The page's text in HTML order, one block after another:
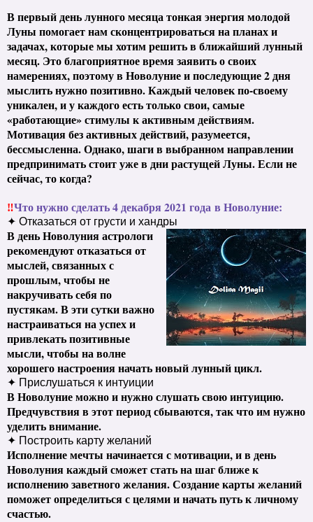
В первый день лунного месяца тонкая энергия молодой
Луны помогает нам сконцентрироваться на планах и
задачах, которые мы хотим решить в ближайший лунный
месяц. Это благоприятное время заявить о своих
намерениях, поэтому в Новолуние и последующие 2 дня
мыслить нужно позитивно. Каждый человек по-своему
уникален, и у каждого есть только свои, самые
«работающие» стимулы к активным действиям.
Мотивация без активных действий, разумеется,
бессмысленна. Однако, шаги в выбранном направлении
предпринимать стоит уже в дни растущей Луны. Если не
сейчас, то когда?
‼Что нужно сделать 4 декабря 2021 года в Новолуние:
✦ Отказаться от грусти и хандры
В день Новолуния астрологи
рекомендуют отказаться от
мыслей, связанных с
прошлым, чтобы не
накручивать себя по
пустякам. В эти сутки важно
настраиваться на успех и
привлекать позитивные
мысли, чтобы на волне
хорошего настроения начать новый лунный цикл.
✦ Прислушаться к интуиции
В Новолуние можно и нужно слушать свою интуицию.
Предчувствия в этот период сбываются, так что им нужно
уделить внимание.
✦ Построить карту желаний
Исполнение мечты начинается с мотивации, и в день
Новолуния каждый сможет стать на шаг ближе к
исполнению заветного желания. Создание карты желаний
поможет определиться с целями и начать путь к личному
счастью.